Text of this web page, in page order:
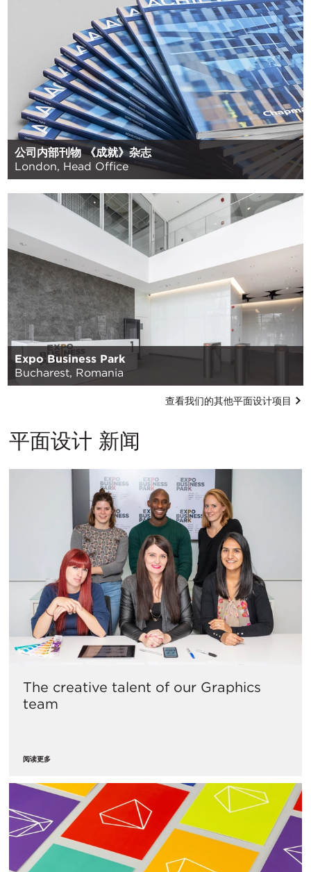
公司内部刊物 《成就》杂志
London, Head Office
Expo Business Park
Bucharest, Romania
查看我们的其他平面设计项目
平面设计 新闻
The creative talent of our Graphics
team
阅读更多